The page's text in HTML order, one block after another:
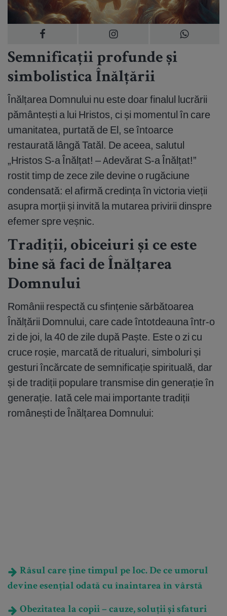
Semnificații profunde și
simbolistica Înălțării
Înălțarea Domnului nu este doar finalul lucrării
pământești a lui Hristos, ci și momentul în care
umanitatea, purtată de El, se întoarce
restaurată lângă Tatăl. De aceea, salutul
„Hristos S-a Înălțat! – Adevărat S-a Înălțat!”
rostit timp de zece zile devine o rugăciune
condensată: el afirmă credința în victoria vieții
asupra morții și invită la mutarea privirii dinspre
efemer spre veșnic.
Tradiții, obiceiuri și ce este
bine să faci de Înălțarea
Domnului
Românii respectă cu sfințenie sărbătoarea
Înălțării Domnului, care cade întotdeauna într-o
zi de joi, la 40 de zile după Paște. Este o zi cu
cruce roșie, marcată de ritualuri, simboluri și
gesturi încărcate de semnificație spirituală, dar
și de tradiții populare transmise din generație în
generație. Iată cele mai importante tradiții
românești de Înălțarea Domnului:
Râsul care ține timpul pe loc. De ce umorul
devine esențial odată cu înaintarea în vârstă
Obezitatea la copii – cauze, soluții și sfaturi